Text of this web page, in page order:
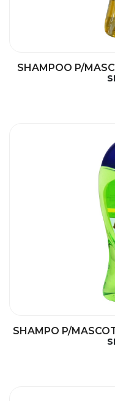
SHAMPOO P/
SHAMPO P/